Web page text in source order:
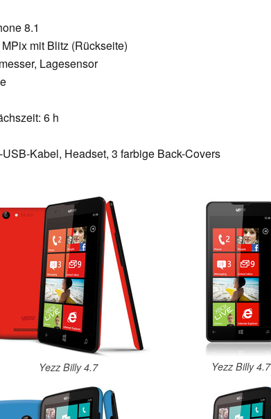
8.1
mit Blitz (Rückseite)
Lagesensor
6 h
Kabel, Headset, 3 farbige Back-Covers
Yezz Billy 4.7 Yezz Billy 4.7